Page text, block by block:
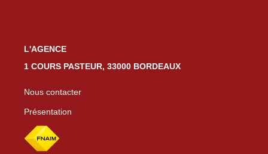
L'AGENCE
1 COURS PASTEUR, 33000 BORDEAUX
Nous contacter
Présentation